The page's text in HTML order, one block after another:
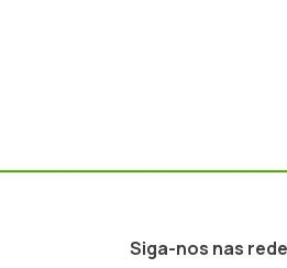
Siga-nos nas